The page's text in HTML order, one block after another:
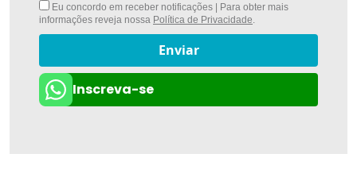
Eu concordo em receber notificações | Para obter mais
informações reveja nossa Política de Privacidade.
Enviar
Inscreva-se